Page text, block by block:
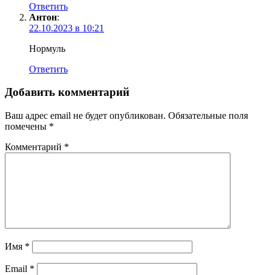
Ответить
Антон:
22.10.2023 в 10:21
Нормуль
Ответить
Добавить комментарий
Ваш адрес email не будет опубликован. Обязательные поля
помечены *
Комментарий *
Имя *
Email *